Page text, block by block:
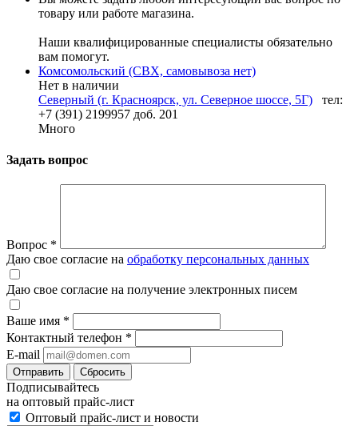
товару или работе магазина.
Наши квалифицированные специалисты обязательно
вам помогут.
Комсомольский (СВХ, самовывоза нет)
Нет в наличии
Северный (г. Красноярск, ул. Северное шоссе, 5Г)
тел:
+7 (391) 2199957 доб. 201
Много
Задать вопрос
Вопрос *
Даю свое согласие на обработку персональных данных
Даю свое согласие на получение электронных писем
Ваше имя *
Контактный телефон *
E-mail
Отправить Сбросить
Подписывайтесь
на оптовый прайс-лист
Оптовый прайс-лист и новости